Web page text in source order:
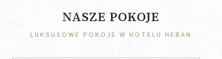
NASZE POKOJE
LUKSUSOWE POKOJE W HOTELU HEBAN